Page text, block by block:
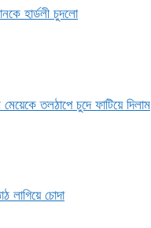
হার্ডলী চুদলো
তলঠাপে চুদে ফাটিয়ে দিলাম
লাগিয়ে চোদা